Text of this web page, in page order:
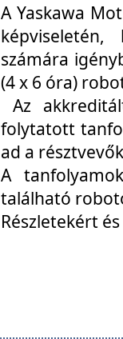
A Yaskawa
számára
(4 x 6 óra)
Az
folytatott
ad a
A
található
Részletekért